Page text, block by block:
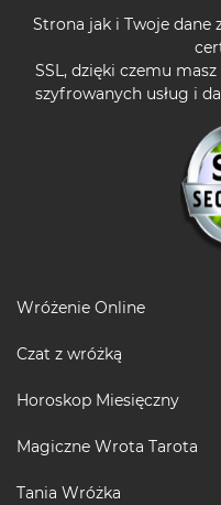
Strona jak i Twoje dane
SSL, dzięki czemu
szyfrowanych usług i
Wróżenie Online
Czat z wróżką
Horoskop Miesięczny
Magiczne Wrota Tarota
Tania Wróżka